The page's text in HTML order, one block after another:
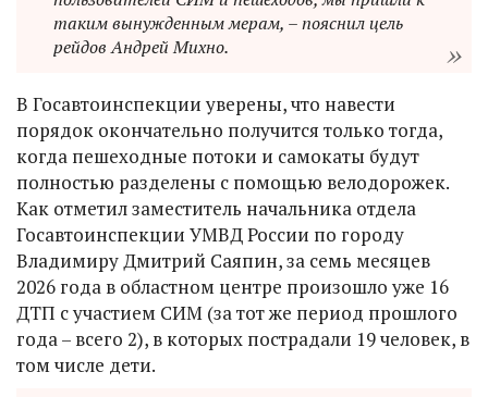
таким вынужденным мерам, – пояснил цель
рейдов Андрей Михно.
В Госавтоинспекции уверены, что навести
порядок окончательно получится только тогда,
когда пешеходные потоки и самокаты будут
полностью разделены с помощью велодорожек.
Как отметил заместитель начальника отдела
Госавтоинспекции УМВД России по городу
Владимиру Дмитрий Саяпин, за семь месяцев
2026 года в областном центре произошло уже 16
ДТП с участием СИМ (за тот же период прошлого
года – всего 2), в которых пострадали 19 человек, в
том числе дети.